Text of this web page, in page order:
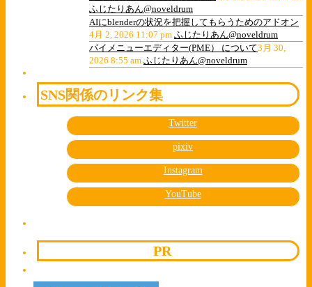
ふじたりあん@noveldrum
AIにblenderの状況を把握してもらうためのアドオン
4月 2, 2026 11:07 pm ふじたりあん@noveldrum
パイメニューエディター(PME） について3月 30,
2026 8:55 am ふじたりあん@noveldrum
SNS関係のリンク集
Twitter
pixiv
Instagram
YouTube
PR